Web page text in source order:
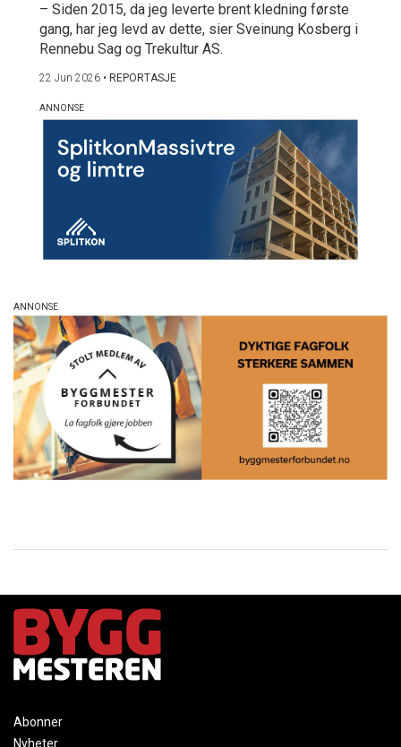
– Siden 2015, da jeg leverte brent kledning første
gang, har jeg levd av dette, sier Sveinung Kosberg i
Rennebu Sag og Trekultur AS.
22 Jun 2026 • REPORTASJE
Abonner
Nyheter